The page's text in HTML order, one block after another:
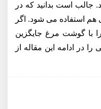
جالب است بدانید که در
هم استفاده می شود. اگر
با گوشت مرغ جایگزین
در ادامه این مقاله از